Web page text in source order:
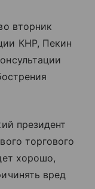
вторник
КНР, Пекин
президент
торгового
хорошо,
вред